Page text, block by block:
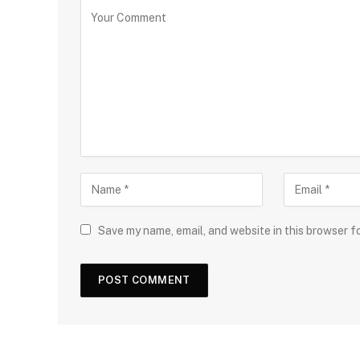
Save my name, email, and website in this browser